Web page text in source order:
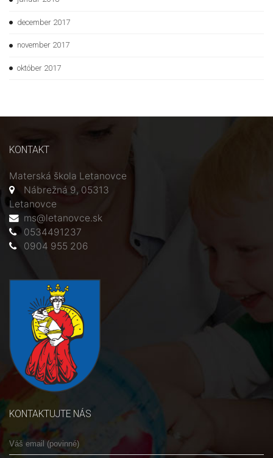
december 2017
november 2017
október 2017
KONTAKT
Materská škola Letanovce
Nábrežná 9, 05313
Letanovce
ms@letanovce.sk
0534491237
0904 955 206
KONTAKTUJTE NÁS